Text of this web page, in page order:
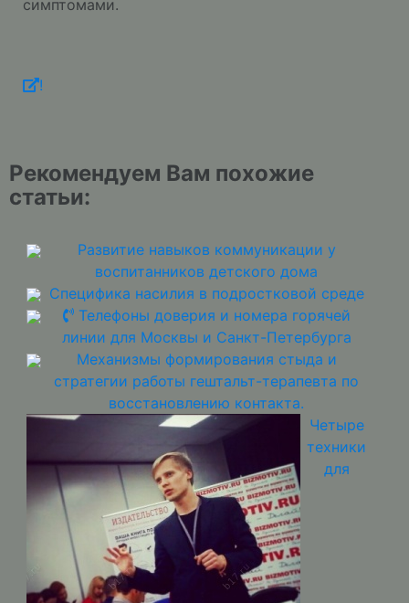
симптомами.
!
Рекомендуем Вам похожие
статьи:
Развитие навыков коммуникации у
воспитанников детского дома
Специфика насилия в подростковой среде
Телефоны доверия и номера горячей
линии для Москвы и Санкт-Петербурга
Механизмы формирования стыда и
стратегии работы гештальт-терапевта по
восстановлению контакта.
Четыре
техники
для